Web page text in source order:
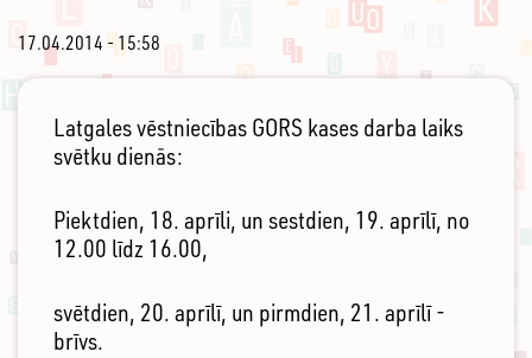
17.04.2014 - 15:58
Latgales vēstniecības GORS kases darba laiks
svētku dienās:
Piektdien, 18. aprīli, un sestdien, 19. aprīlī, no
12.00 līdz 16.00,
svētdien, 20. aprīlī, un pirmdien, 21. aprīlī -
brīvs.